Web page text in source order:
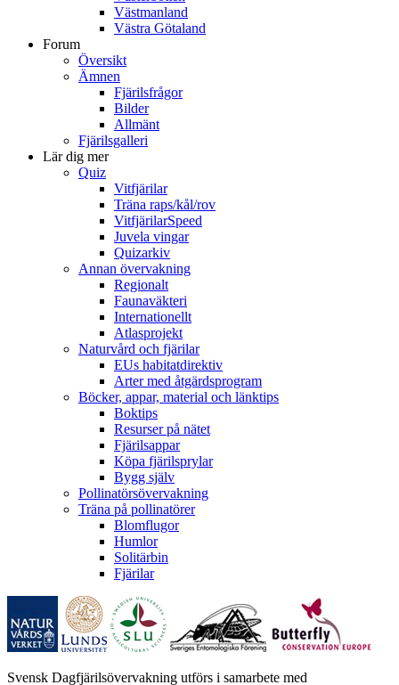
Västmanland
Västra Götaland
Forum
Översikt
Ämnen
Fjärilsfrågor
Bilder
Allmänt
Fjärilsgalleri
Lär dig mer
Quiz
Vitfjärilar
Träna raps/kål/rov
VitfjärilarSpeed
Juvela vingar
Quizarkiv
Annan övervakning
Regionalt
Faunaväkteri
Internationellt
Atlasprojekt
Naturvård och fjärilar
EUs habitatdirektiv
Arter med åtgärdsprogram
Böcker, appar, material och länktips
Boktips
Resurser på nätet
Fjärilsappar
Köpa fjärilsprylar
Bygg själv
Pollinatörsövervakning
Träna på pollinatörer
Blomflugor
Humlor
Solitärbin
Fjärilar
Svensk Dagfjärilsövervakning utförs i samarbete med